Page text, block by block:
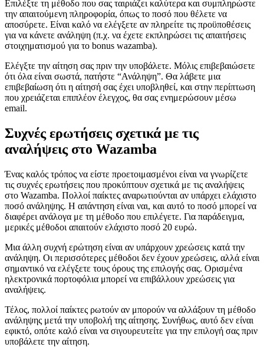
Επιλέξτε τη μέθοδο που σας ταιριάζει καλύτερα και συμπληρώστε
την απαιτούμενη πληροφορία, όπως το ποσό που θέλετε να
αποσύρετε. Είναι καλό να ελέγξετε αν πληρείτε τις προϋποθέσεις
για να κάνετε ανάληψη (π.χ. να έχετε εκπληρώσει τις απαιτήσεις
στοιχηματισμού για το bonus wazamba).
Ελέγξτε την αίτηση σας πριν την υποβάλετε. Μόλις επιβεβαιώσετε
ότι όλα είναι σωστά, πατήστε “Ανάληψη”. Θα λάβετε μια
επιβεβαίωση ότι η αίτησή σας έχει υποβληθεί, και στην περίπτωση
που χρειάζεται επιπλέον έλεγχος, θα σας ενημερώσουν μέσω
email.
Συχνές ερωτήσεις σχετικά με τις
αναλήψεις στο Wazamba
Ένας καλός τρόπος να είστε προετοιμασμένοι είναι να γνωρίζετε
τις συχνές ερωτήσεις που προκύπτουν σχετικά με τις αναλήψεις
στο Wazamba. Πολλοί παίκτες αναρωτιούνται αν υπάρχει ελάχιστο
ποσό ανάληψης. Η απάντηση είναι ναι, και αυτό το ποσό μπορεί να
διαφέρει ανάλογα με τη μέθοδο που επιλέγετε. Για παράδειγμα,
μερικές μέθοδοι απαιτούν ελάχιστο ποσό 20 ευρώ.
Μια άλλη συχνή ερώτηση είναι αν υπάρχουν χρεώσεις κατά την
ανάληψη. Οι περισσότερες μέθοδοι δεν έχουν χρεώσεις, αλλά είναι
σημαντικό να ελέγξετε τους όρους της επιλογής σας. Ορισμένα
ηλεκτρονικά πορτοφόλια μπορεί να επιβάλλουν χρεώσεις για
αναλήψεις.
Τέλος, πολλοί παίκτες ρωτούν αν μπορούν να αλλάξουν τη μέθοδο
ανάληψης μετά την υποβολή της αίτησης. Συνήθως, αυτό δεν είναι
εφικτό, οπότε καλό είναι να σιγουρευτείτε για την επιλογή σας πριν
υποβάλετε την αίτηση.